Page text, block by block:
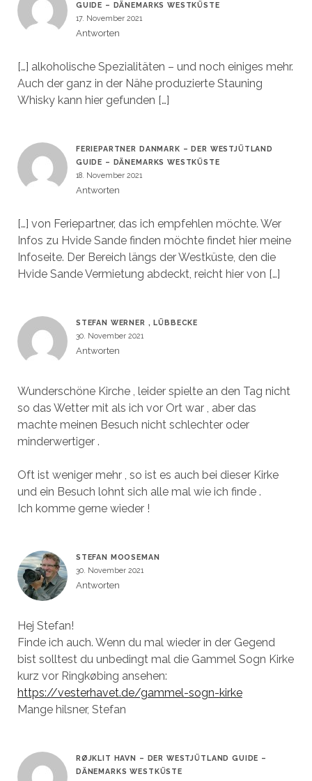
GUIDE – DÄNEMARKS WESTKÜSTE
17. November 2021
Antworten
[…] alkoholische Spezialitäten – und noch einiges mehr.
Auch der ganz in der Nähe produzierte Stauning
Whisky kann hier gefunden […]
FERIEPARTNER DANMARK – DER WESTJÜTLAND
GUIDE – DÄNEMARKS WESTKÜSTE
18. November 2021
Antworten
[…] von Feriepartner, das ich empfehlen möchte. Wer
Infos zu Hvide Sande finden möchte findet hier meine
Infoseite. Der Bereich längs der Westküste, den die
Hvide Sande Vermietung abdeckt, reicht hier von […]
STEFAN WERNER , LÜBBECKE
30. November 2021
Antworten
Wunderschöne Kirche , leider spielte an den Tag nicht
so das Wetter mit als ich vor Ort war , aber das
machte meinen Besuch nicht schlechter oder
minderwertiger .
Oft ist weniger mehr , so ist es auch bei dieser Kirke
und ein Besuch lohnt sich alle mal wie ich finde .
Ich komme gerne wieder !
STEFAN MOOSEMAN
30. November 2021
Antworten
Hej Stefan!
Finde ich auch. Wenn du mal wieder in der Gegend
bist solltest du unbedingt mal die Gammel Sogn Kirke
kurz vor Ringkøbing ansehen:
https://vesterhavet.de/gammel-sogn-kirke
Mange hilsner, Stefan
RØJKLIT HAVN – DER WESTJÜTLAND GUIDE –
DÄNEMARKS WESTKÜSTE